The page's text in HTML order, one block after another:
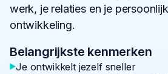
werk, je relaties en je
ontwikkeling.
Belangrijkste kenmerken
Je ontwikkelt jezelf sneller